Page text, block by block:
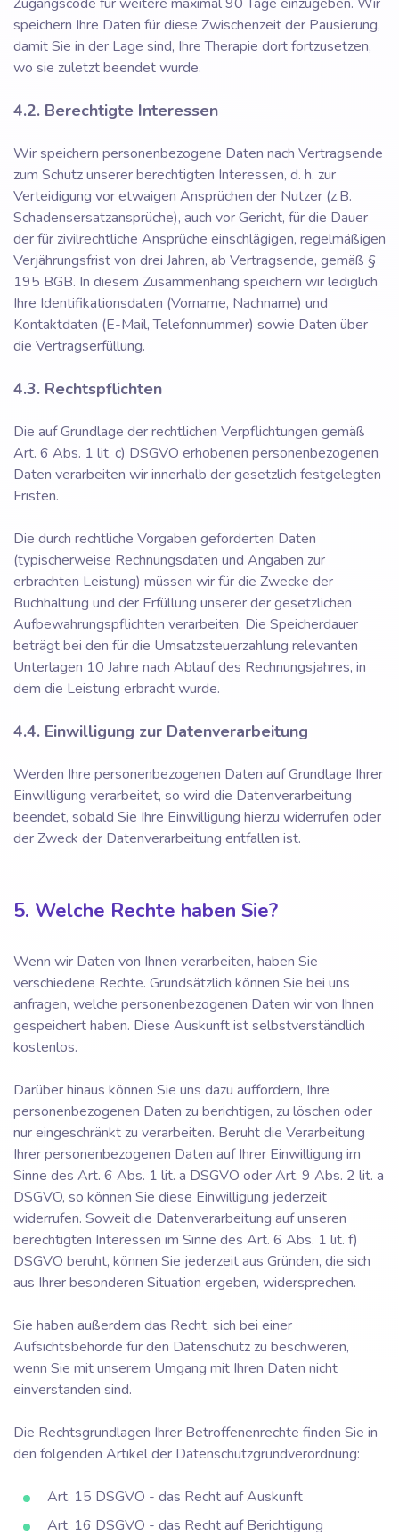
speichern Ihre Daten für diese Zwischenzeit der Pausierung,
damit Sie in der Lage sind, Ihre Therapie dort fortzusetzen,
wo sie zuletzt beendet wurde.
4.2. Berechtigte Interessen
Wir speichern personenbezogene Daten nach Vertragsende
zum Schutz unserer berechtigten Interessen, d. h. zur
Verteidigung vor etwaigen Ansprüchen der Nutzer (z.B.
Schadensersatzansprüche), auch vor Gericht, für die Dauer
der für zivilrechtliche Ansprüche einschlägigen, regelmäßigen
Verjährungsfrist von drei Jahren, ab Vertragsende, gemäß §
195 BGB. In diesem Zusammenhang speichern wir lediglich
Ihre Identifikationsdaten (Vorname, Nachname) und
Kontaktdaten (E-Mail, Telefonnummer) sowie Daten über
die Vertragserfüllung.
4.3. Rechtspflichten
Die auf Grundlage der rechtlichen Verpflichtungen gemäß
Art. 6 Abs. 1 lit. c) DSGVO erhobenen personenbezogenen
Daten verarbeiten wir innerhalb der gesetzlich festgelegten
Fristen.
Die durch rechtliche Vorgaben geforderten Daten
(typischerweise Rechnungsdaten und Angaben zur
erbrachten Leistung) müssen wir für die Zwecke der
Buchhaltung und der Erfüllung unserer der gesetzlichen
Aufbewahrungspflichten verarbeiten. Die Speicherdauer
beträgt bei den für die Umsatzsteuerzahlung relevanten
Unterlagen 10 Jahre nach Ablauf des Rechnungsjahres, in
dem die Leistung erbracht wurde.
4.4. Einwilligung zur Datenverarbeitung
Werden Ihre personenbezogenen Daten auf Grundlage Ihrer
Einwilligung verarbeitet, so wird die Datenverarbeitung
beendet, sobald Sie Ihre Einwilligung hierzu widerrufen oder
der Zweck der Datenverarbeitung entfallen ist.
5. Welche Rechte haben Sie?
Wenn wir Daten von Ihnen verarbeiten, haben Sie
verschiedene Rechte. Grundsätzlich können Sie bei uns
anfragen, welche personenbezogenen Daten wir von Ihnen
gespeichert haben. Diese Auskunft ist selbstverständlich
kostenlos.
Darüber hinaus können Sie uns dazu auffordern, Ihre
personenbezogenen Daten zu berichtigen, zu löschen oder
nur eingeschränkt zu verarbeiten. Beruht die Verarbeitung
Ihrer personenbezogenen Daten auf Ihrer Einwilligung im
Sinne des Art. 6 Abs. 1 lit. a DSGVO oder Art. 9 Abs. 2 lit. a
DSGVO, so können Sie diese Einwilligung jederzeit
widerrufen. Soweit die Datenverarbeitung auf unseren
berechtigten Interessen im Sinne des Art. 6 Abs. 1 lit. f)
DSGVO beruht, können Sie jederzeit aus Gründen, die sich
aus Ihrer besonderen Situation ergeben, widersprechen.
Sie haben außerdem das Recht, sich bei einer
Aufsichtsbehörde für den Datenschutz zu beschweren,
wenn Sie mit unserem Umgang mit Ihren Daten nicht
einverstanden sind.
Die Rechtsgrundlagen Ihrer Betroffenenrechte finden Sie in
den folgenden Artikel der Datenschutzgrundverordnung:
Art. 15 DSGVO - das Recht auf Auskunft
Art. 16 DSGVO - das Recht auf Berichtigung